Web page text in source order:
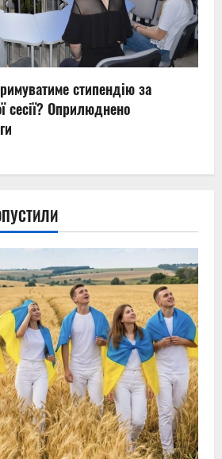
стипендію за
сесії? Оприлюднено